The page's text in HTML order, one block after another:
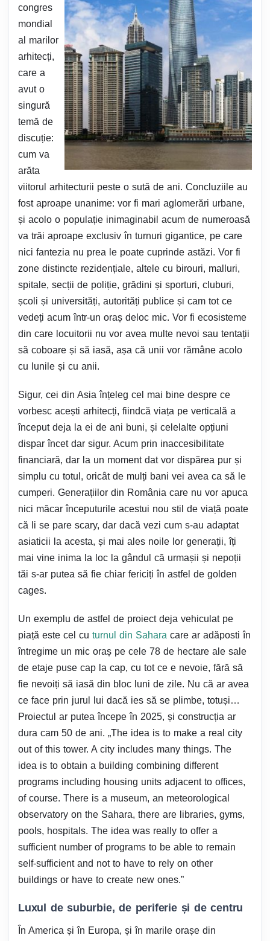
congres
mondial
al marilor
arhitecți,
care a
avut o
singură
temă de
discuție:
cum va
arăta
viitorul arhitecturii peste o sută de ani. Concluziile au
fost aproape unanime: vor fi mari aglomerări urbane,
și acolo o populație inimaginabil acum de numeroasă
va trăi aproape exclusiv în turnuri gigantice, pe care
nici fantezia nu prea le poate cuprinde astăzi. Vor fi
zone distincte rezidențiale, altele cu birouri, malluri,
spitale, secții de poliție, grădini și sporturi, cluburi,
școli și universități, autorități publice și cam tot ce
vedeți acum într-un oraș deloc mic. Vor fi ecosisteme
din care locuitorii nu vor avea multe nevoi sau tentații
să coboare și să iasă, așa că unii vor rămâne acolo
cu lunile și cu anii.
Sigur, cei din Asia înțeleg cel mai bine despre ce
vorbesc acești arhitecți, fiindcă viața pe verticală a
început deja la ei de ani buni, și celelalte opțiuni
dispar încet dar sigur. Acum prin inaccesibilitate
financiară, dar la un moment dat vor dispărea pur și
simplu cu totul, oricât de mulți bani vei avea ca să le
cumperi. Generațiilor din România care nu vor apuca
nici măcar începuturile acestui nou stil de viață poate
că li se pare scary, dar dacă vezi cum s-au adaptat
asiaticii la acesta, și mai ales noile lor generații, îți
mai vine inima la loc la gândul că urmașii și nepoții
tăi s-ar putea să fie chiar fericiți în astfel de golden
cages.
Un exemplu de astfel de proiect deja vehiculat pe
piață este cel cu turnul din Sahara care ar adăposti în
întregime un mic oraș pe cele 78 de hectare ale sale
de etaje puse cap la cap, cu tot ce e nevoie, fără să
fie nevoiți să iasă din bloc luni de zile. Nu că ar avea
ce face prin jurul lui dacă ies să se plimbe, totuși…
Proiectul ar putea începe în 2025, și construcția ar
dura cam 50 de ani. „The idea is to make a real city
out of this tower. A city includes many things. The
idea is to obtain a building combining different
programs including housing units adjacent to offices,
of course. There is a museum, an meteorological
observatory on the Sahara, there are libraries, gyms,
pools, hospitals. The idea was really to offer a
sufficient number of programs to be able to remain
self-sufficient and not to have to rely on other
buildings or have to create new ones.”
Luxul de suburbie, de periferie și de centru
În America și în Europa, și în marile orașe din